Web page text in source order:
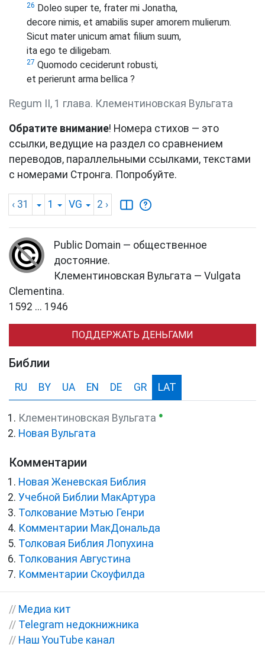
26 Doleo super te, frater mi Jonatha,
decore nimis, et amabilis super amorem mulierum.
Sicut mater unicum amat filium suum,
ita ego te diligebam.
27 Quomodo ceciderunt robusti,
et perierunt arma bellica ?
Regum II, 1 глава. Клементиновская Вульгата
Обратите внимание! Номера стихов — это
ссылки, ведущие на раздел со сравнением
переводов, параллельными ссылками, текстами
с номерами Стронга. Попробуйте.
‹ 31 1 VG 2 ›
Public Domain — общественное
достояние.
Клементиновская Вульгата — Vulgata
Clementina.
1592 ... 1946
ПОДДЕРЖАТЬ ДЕНЬГАМИ
Библии
RU BY UA EN DE GR LAT
Клементиновская Вульгата ●
Новая Вульгата
Комментарии
Новая Женевская Библия
Учебной Библии МакАртура
Толкование Мэтью Генри
Комментарии МакДональда
Толковая Библия Лопухина
Толкования Августина
Комментарии Скоуфилда
// Медиа кит
// Telegram недокнижника
// Наш YouTube канал